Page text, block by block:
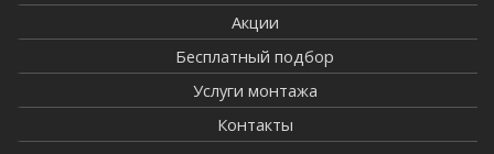
Акции
Бесплатный подбор
Услуги монтажа
Контакты